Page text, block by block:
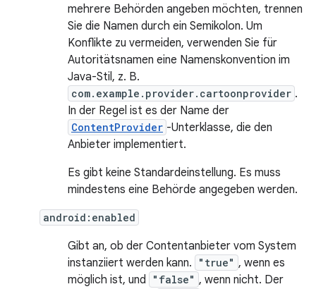
mehrere Behörden angeben möchten, trennen
Sie die Namen durch ein Semikolon. Um
Konflikte zu vermeiden, verwenden Sie für
Autoritätsnamen eine Namenskonvention im
Java-Stil, z. B.
com.example.provider.cartoonprovider .
In der Regel ist es der Name der
ContentProvider -Unterklasse, die den
Anbieter implementiert.
Es gibt keine Standardeinstellung. Es muss
mindestens eine Behörde angegeben werden.
android:enabled
Gibt an, ob der Contentanbieter vom System
instanziiert werden kann.
"true" , wenn es
möglich ist, und
"false" , wenn nicht. Der